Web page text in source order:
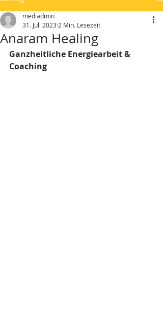
Anaram Healing
mediadmin
31. Juli 2023 2 Min. Lesezeit
Ganzheitliche Energiearbeit &
Coaching